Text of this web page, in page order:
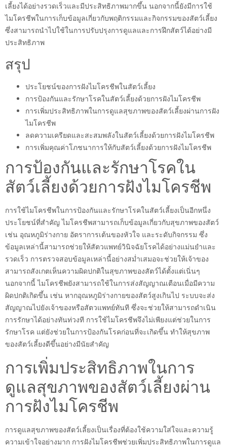
เลี้ยงได้อย่างรวดเร็วและมีประสิทธิภาพมากขึ้น นอกจากนี้ยังมีการใช้
ไมโครชีพในการเก็บข้อมูลเกี่ยวกับพฤติกรรมและกิจกรรมของสัตว์เลี้ยง
ซึ่งสามารถนำไปใช้ในการปรับปรุงการดูแลและการฝึกสัตว์ได้อย่างมี
ประสิทธิภาพ
สรุป
ประโยชน์ของการฝังไมโครชีพในสัตว์เลี้ยง
การป้องกันและรักษาโรคในสัตว์เลี้ยงด้วยการฝังไมโครชีพ
การเพิ่มประสิทธิภาพในการดูแลสุขภาพของสัตว์เลี้ยงผ่านการฝัง
ไมโครชีพ
ลดความเครียดและสะสมพลังในสัตว์เลี้ยงด้วยการฝังไมโครชีพ
การเพิ่มคุณค่าโภชนาการให้กับสัตว์เลี้ยงด้วยการฝังไมโครชีพ
การป้องกันและรักษาโรคใน
สัตว์เลี้ยงด้วยการฝังไมโครชีพ
การใช้ไมโครชีพในการป้องกันและรักษาโรคในสัตว์เลี้ยงเป็นอีกหนึ่ง
ประโยชน์ที่สำคัญ ไมโครชีพสามารถเก็บข้อมูลเกี่ยวกับสุขภาพของสัตว์
เช่น อุณหภูมิร่างกาย อัตราการเต้นของหัวใจ และระดับกิจกรรม ซึ่ง
ข้อมูลเหล่านี้สามารถช่วยให้สัตวแพทย์วินิจฉัยโรคได้อย่างแม่นยำและ
รวดเร็ว การตรวจสอบข้อมูลเหล่านี้อย่างสม่ำเสมอจะช่วยให้เจ้าของ
สามารถสังเกตเห็นความผิดปกติในสุขภาพของสัตว์ได้ตั้งแต่เนิ่นๆ
นอกจากนี้ ไมโครชีพยังสามารถใช้ในการส่งสัญญาณเตือนเมื่อมีความ
ผิดปกติเกิดขึ้น เช่น หากอุณหภูมิร่างกายของสัตว์สูงเกินไป ระบบจะส่ง
สัญญาณไปยังเจ้าของหรือสัตวแพทย์ทันที ซึ่งจะช่วยให้สามารถดำเนิน
การรักษาได้อย่างทันท่วงที การใช้ไมโครชีพจึงไม่เพียงแต่ช่วยในการ
รักษาโรค แต่ยังช่วยในการป้องกันโรคก่อนที่จะเกิดขึ้น ทำให้สุขภาพ
ของสัตว์เลี้ยงดีขึ้นอย่างมีนัยสำคัญ
การเพิ่มประสิทธิภาพในการ
ดูแลสุขภาพของสัตว์เลี้ยงผ่าน
การฝังไมโครชีพ
การดูแลสุขภาพของสัตว์เลี้ยงเป็นเรื่องที่ต้องใช้ความใส่ใจและความรู้
ความเข้าใจอย่างมาก การฝังไมโครชีพช่วยเพิ่มประสิทธิภาพในการดูแล